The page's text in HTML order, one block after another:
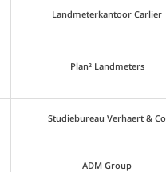
Landmeterkantoor Carlier
Plan² Landmeters
Studiebureau Verhaert & Co
ADM Group